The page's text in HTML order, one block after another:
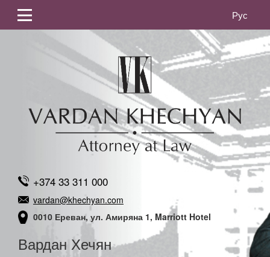
Рус
+374 33 311 000
vardan@khechyan.com
0010 Ереван, ул. Амиряна 1, Marriott Hotel
Вардан Хечян